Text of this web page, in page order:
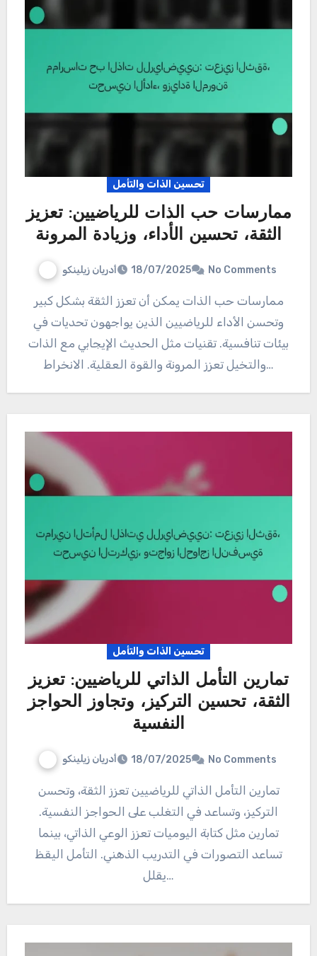
تحسين الذات والتأمل
ممارسات حب الذات للرياضيين: تعزيز
الثقة، تحسين الأداء، وزيادة المرونة
أدريان زيلينكو 18/07/2025 No Comments
ممارسات حب الذات يمكن أن تعزز الثقة بشكل كبير
وتحسن الأداء للرياضيين الذين يواجهون تحديات في
بيئات تنافسية. تقنيات مثل الحديث الإيجابي مع الذات
والتخيل تعزز المرونة والقوة العقلية. الانخراط…
تحسين الذات والتأمل
تمارين التأمل الذاتي للرياضيين: تعزيز
الثقة، تحسين التركيز، وتجاوز الحواجز
النفسية
أدريان زيلينكو 18/07/2025 No Comments
تمارين التأمل الذاتي للرياضيين تعزز الثقة، وتحسن
التركيز، وتساعد في التغلب على الحواجز النفسية.
تمارين مثل كتابة اليوميات تعزز الوعي الذاتي، بينما
تساعد التصورات في التدريب الذهني. التأمل اليقظ
يقلل…